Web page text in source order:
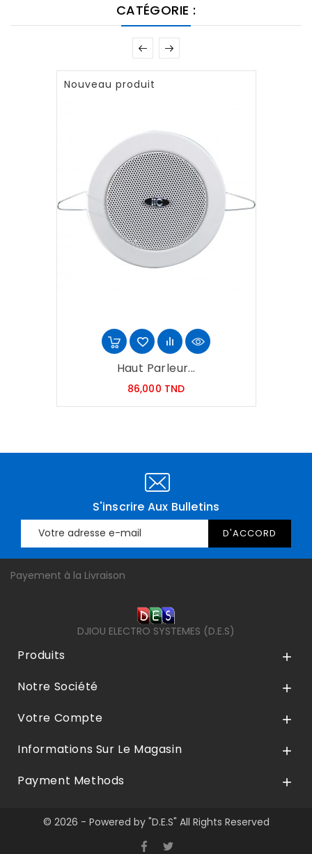
CATÉGORIE :
Nouveau produit
Haut Parleur...
86,000 TNDPrix
S'inscrire Aux Bulletins
Payement à la Livraison
DJIOU ELECTRO SYSTEMES (D.E.S)
Produits 
Notre Société 
Votre Compte 
Informations Sur Le Magasin 
Payment Methods 
© 2026 - Powered by "D.E.S" All Rights Reserved